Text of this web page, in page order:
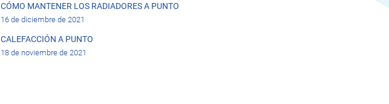
CÓMO MANTENER LOS RADIADORES A PUNTO
16 de diciembre de 2021
CALEFACCIÓN A PUNTO
18 de noviembre de 2021